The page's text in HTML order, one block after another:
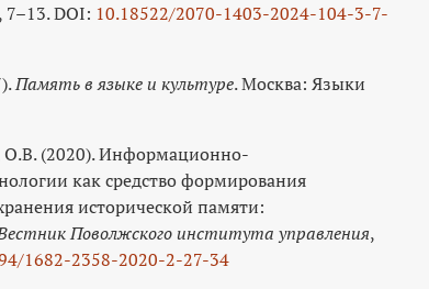
7–13. DOI: 10.18522/2070-1403-2024-104-3-7-
Память в языке и культуре. Москва: Языки
О.В. (2020). Информационно-
как средство формирования
исторической памяти:
Поволжского института управления,
1682-2358-2020-2-27-34